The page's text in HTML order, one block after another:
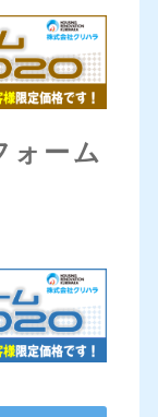
ォーム